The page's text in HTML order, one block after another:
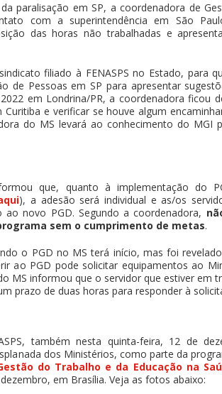
paralisação em SP, a coordenadora de
com a superintendência em São
das horas não trabalhadas e
filiado à FENASPS no Estado, para
de Pessoas em SP para apresentar
em Londrina/PR, a coordenadora ficou
e verificar se houve algum
do MS levará ao conhecimento do MGI
que, quanto à implementação do
), a adesão será individual e as/os
novo PGD. Segundo a coordenadora,
sem o cumprimento de metas.
o PGD no MS terá início, mas foi
ao PGD pode solicitar equipamentos ao
MS informou que o servidor que estiver em
prazo de duas horas para responder à
também nesta quinta-feira, 12 de
dos Ministérios, como parte da
do Trabalho e da Educação na
em Brasília. Veja as fotos abaixo: